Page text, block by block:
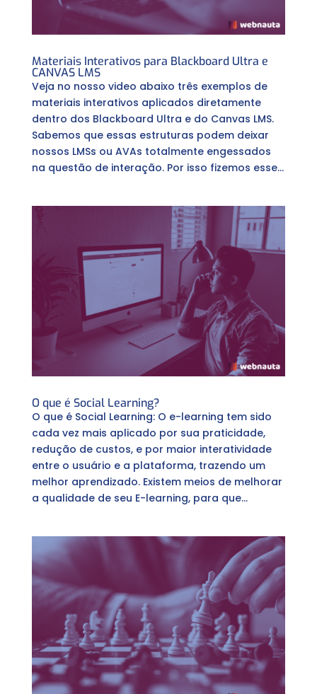
Materiais Interativos para Blackboard Ultra e
CANVAS LMS
Veja no nosso video abaixo três exemplos de
materiais interativos aplicados diretamente
dentro dos Blackboard Ultra e do Canvas LMS.
Sabemos que essas estruturas podem deixar
nossos LMSs ou AVAs totalmente engessados
na questão de interação. Por isso fizemos esse...
O que é Social Learning?
O que é Social Learning: O e-learning tem sido
cada vez mais aplicado por sua praticidade,
redução de custos, e por maior interatividade
entre o usuário e a plataforma, trazendo um
melhor aprendizado. Existem meios de melhorar
a qualidade de seu E-learning, para que...